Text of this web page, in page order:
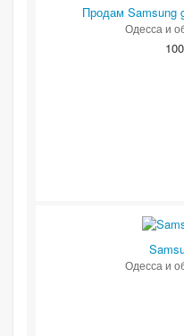
Продам Samsung
Одесса и
Одесса и